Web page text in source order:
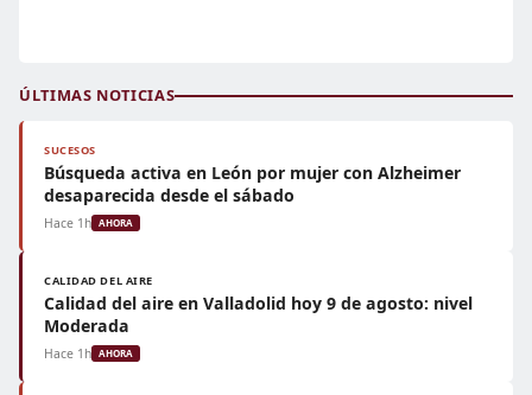
ÚLTIMAS NOTICIAS
SUCESOS
Búsqueda activa en León por mujer con Alzheimer
desaparecida desde el sábado
Hace 1h AHORA
CALIDAD DEL AIRE
Calidad del aire en Valladolid hoy 9 de agosto: nivel
Moderada
Hace 1h AHORA